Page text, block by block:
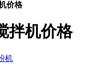
价格
拌机价格